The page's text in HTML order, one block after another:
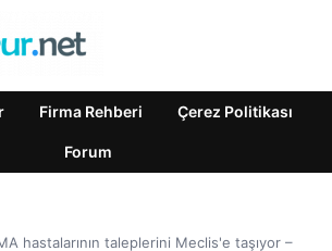
Firma Rehberi Çerez Politikası
Forum
hastalarının taleplerini Meclis'e taşıyor –